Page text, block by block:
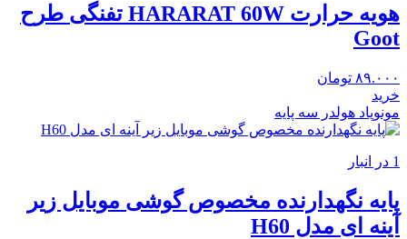
هویه حرارت HARARAT 60W تفنگی طرح
Goot
۸۹.۰۰۰ تومان
خرید
مونوپاد هولدر سه پایه
1 در انبار
پایه نگهدارنده مخصوص گوشی موبایل زیر
آینه ای مدل H60